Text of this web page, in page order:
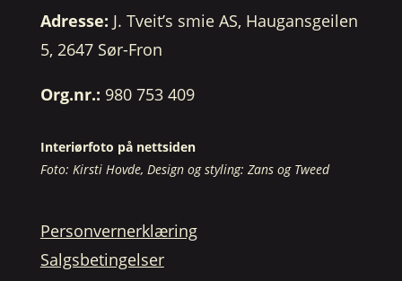
Adresse: J. Tveit’s smie AS, Haugansgeilen
5, 2647 Sør-Fron
Org.nr.: 980 753 409
Interiørfoto på nettsiden
Foto: Kirsti Hovde, Design og styling: Zans og Tweed
Personvernerklæring
Salgsbetingelser